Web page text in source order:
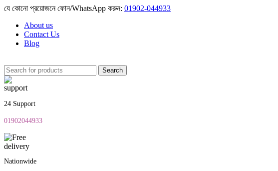
যে কোনো প্রয়োজনে ফোন/WhatsApp করুন: 01902-044933
About us
Contact Us
Blog
Search
24 Support
01902044933
Nationwide